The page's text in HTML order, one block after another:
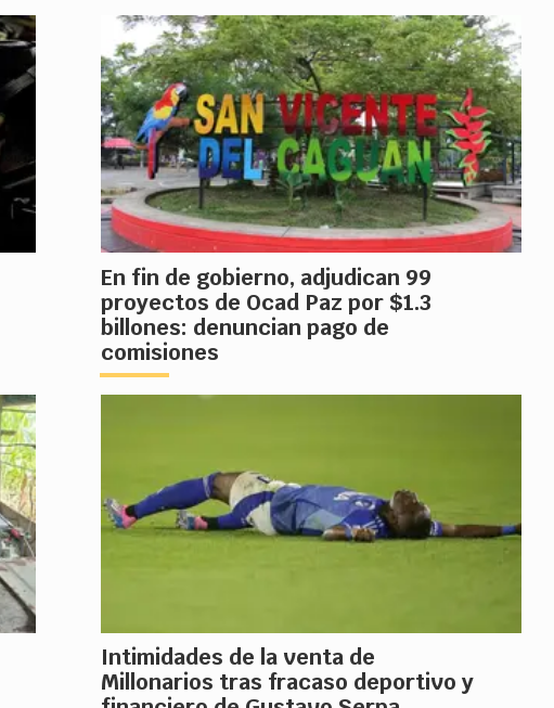
En fin de gobierno, adjudican 99
proyectos de Ocad Paz por $1.3
billones: denuncian pago de
comisiones
Intimidades de la venta de
Millonarios tras fracaso deportivo y